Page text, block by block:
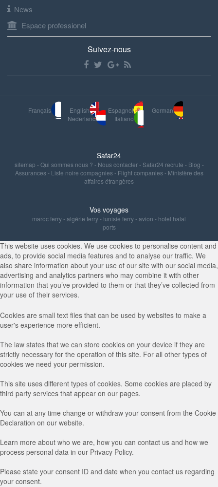
News
Espace professionel
Suivez-nous
Français English Espagnol
German
Nederland
Italiano
Safar24
sitemap -Qui sommes nous ? - Nous contacter-Safar24 recrute - Blog -
Assurances- Liste noire compagnies- Flight companies- Ministère des
affaires étrangères
Vos voyages
maroc ferry-algérie ferry-tunisie ferry-avion - hotel halal
ports
This website uses cookies. We use cookies to personalise content and
ads, to provide social media features and to analyse our traffic. We
also share information about your use of our site with our social media,
advertising and analytics partners who may combine it with other
information that you’ve provided to them or that they’ve collected from
your use of their services.
Cookies are small text files that can be used by websites to make a
user's experience more efficient.
The law states that we can store cookies on your device if they are
strictly necessary for the operation of this site. For all other types of
cookies we need your permission.
This site uses different types of cookies. Some cookies are placed by
third party services that appear on our pages.
You can at any time change or withdraw your consent from the Cookie
Declaration on our website.
Learn more about who we are, how you can contact us and how we
process personal data in our Privacy Policy.
Please state your consent ID and date when you contact us regarding
your consent.